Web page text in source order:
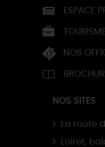
ESPACE
NOS
NOS SITES
La route
Loiret,